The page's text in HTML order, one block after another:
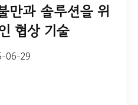
만과 솔루션을 위
협상 기술
06-29